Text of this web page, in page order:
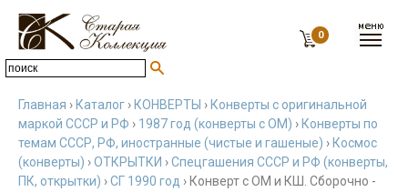
0
Главная › Каталог › КОНВЕРТЫ › Конверты с оригинальной
маркой СССР и РФ › 1987 год (конверты с ОМ) › Конверты по
темам СССР, РФ, иностранные (чистые и гашеные) › Космос
(конверты) ›ОТКРЫТКИ ›Спецгашения СССР и РФ (конверты,
ПК, открытки) ›СГ 1990 год › Конверт с ОМ и КШ. Сборочно -